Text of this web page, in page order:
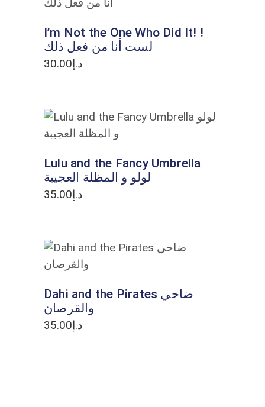
I’m Not the One Who Did It! !
لست أنا من فعل ذلك
د.إ30.00
Lulu and the Fancy Umbrella
لولو و المظلة العجيبة
د.إ35.00
ADD TO CART
Dahi and the Pirates ضاحي
والقرصان
د.إ35.00